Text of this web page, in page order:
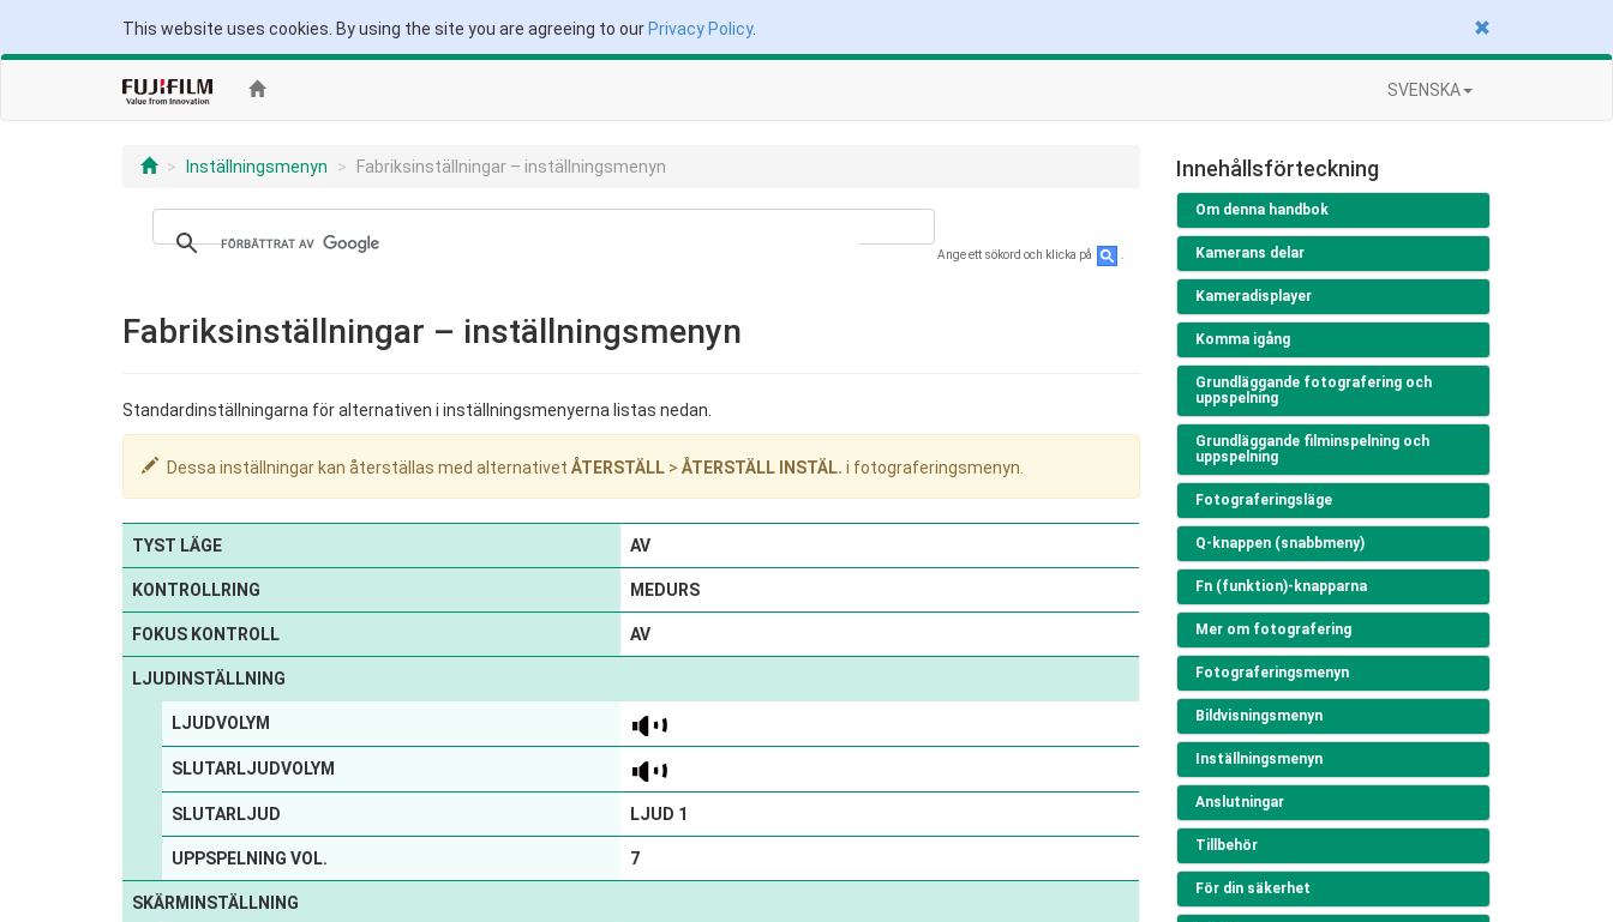
This website uses cookies. By using the site you are agreeing to our Privacy Policy.
SVENSKA
Inställningsmenyn Fabriksinställningar – inställningsmenyn
Ange ett sökord och klicka på
Fabriksinställningar – inställningsmenyn
Standardinställningarna för alternativen i inställningsmenyerna listas nedan.
Dessa inställningar kan återställas med alternativet ÅTERSTÄLL > ÅTERSTÄLL INSTÄL. i fotograferingsmenyn.
TYST LÄGE AV
KONTROLLRING MEDURS
FOKUS KONTROLL AV
LJUDINSTÄLLNING
LJUDVOLYM
SLUTARLJUDVOLYM
SLUTARLJUD LJUD 1
UPPSPELNING VOL. 7
SKÄRMINSTÄLLNING
Innehållsförteckning
Om denna handbok
Kamerans delar
Kameradisplayer
Komma igång
Grundläggande fotografering och
uppspelning
Grundläggande filminspelning och
uppspelning
Fotograferingsläge
Q-knappen (snabbmeny)
Fn (funktion)-knapparna
Mer om fotografering
Fotograferingsmenyn
Bildvisningsmenyn
Inställningsmenyn
Anslutningar
Tillbehör
För din säkerhet